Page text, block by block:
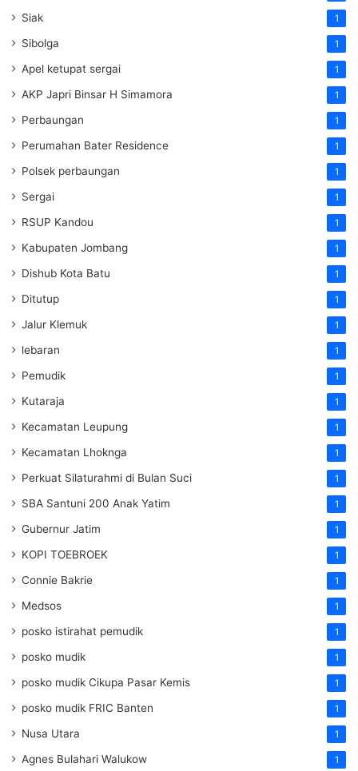
Siak 1
Sibolga 1
Apel ketupat sergai 1
AKP Japri Binsar H Simamora 1
Perbaungan 1
Perumahan Bater Residence 1
Polsek perbaungan 1
Sergai 1
RSUP Kandou 1
Kabupaten Jombang 1
Dishub Kota Batu 1
Ditutup 1
Jalur Klemuk 1
lebaran 1
Pemudik 1
Kutaraja 1
Kecamatan Leupung 1
Kecamatan Lhoknga 1
Perkuat Silaturahmi di Bulan Suci 1
SBA Santuni 200 Anak Yatim 1
Gubernur Jatim 1
KOPI TOEBROEK 1
Connie Bakrie 1
Medsos 1
posko istirahat pemudik 1
posko mudik 1
posko mudik Cikupa Pasar Kemis 1
posko mudik FRIC Banten 1
Nusa Utara 1
Agnes Bulahari Walukow 1